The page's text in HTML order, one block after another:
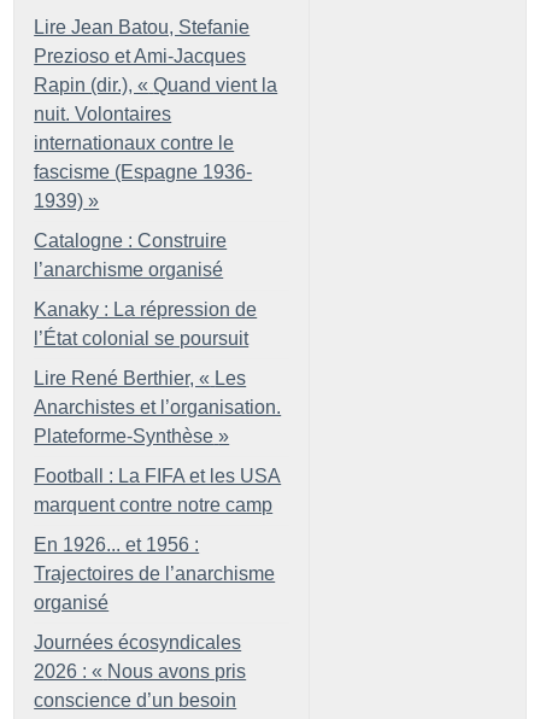
Lire Jean Batou, Stefanie
Prezioso et Ami-Jacques
Rapin (dir.), « Quand vient la
nuit. Volontaires
internationaux contre le
fascisme (Espagne 1936-
1939) »
Catalogne : Construire
l’anarchisme organisé
Kanaky : La répression de
l’État colonial se poursuit
Lire René Berthier, « Les
Anarchistes et l’organisation.
Plateforme-Synthèse »
Football : La FIFA et les USA
marquent contre notre camp
En 1926... et 1956 :
Trajectoires de l’anarchisme
organisé
Journées écosyndicales
2026 : « Nous avons pris
conscience d’un besoin